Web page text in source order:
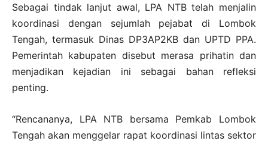
Sebagai tindak lanjut awal, LPA NTB telah menjalin
koordinasi dengan sejumlah pejabat di Lombok
Tengah, termasuk Dinas DP3AP2KB dan UPTD PPA.
Pemerintah kabupaten disebut merasa prihatin dan
menjadikan kejadian ini sebagai bahan refleksi
penting.
“Rencananya, LPA NTB bersama Pemkab Lombok
Tengah akan menggelar rapat koordinasi lintas sektor